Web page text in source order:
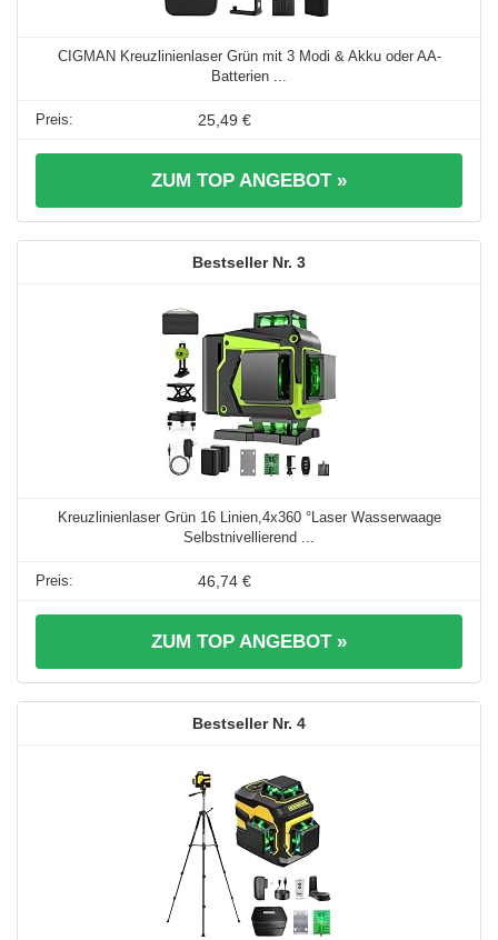
CIGMAN Kreuzlinienlaser Grün mit 3 Modi & Akku oder AA-
Batterien ...
25,49 €
ZUM TOP ANGEBOT »
3
Kreuzlinienlaser Grün 16 Linien,4x360 °Laser Wasserwaage
Selbstnivellierend ...
46,74 €
ZUM TOP ANGEBOT »
4